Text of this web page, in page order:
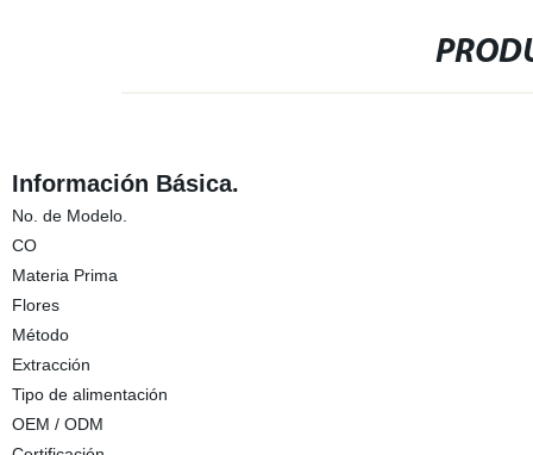
Información Básica.
No. de Modelo.
CO
Materia Prima
Flores
Método
Extracción
Tipo de alimentación
OEM / ODM